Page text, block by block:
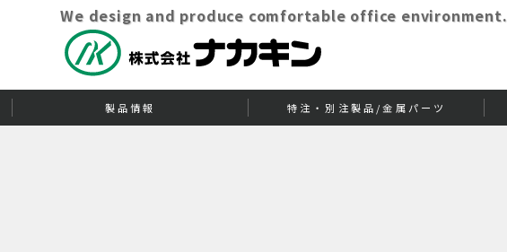
We design and produce comfortable office environment.
製品情報 特注・別注製品/金属パーツ